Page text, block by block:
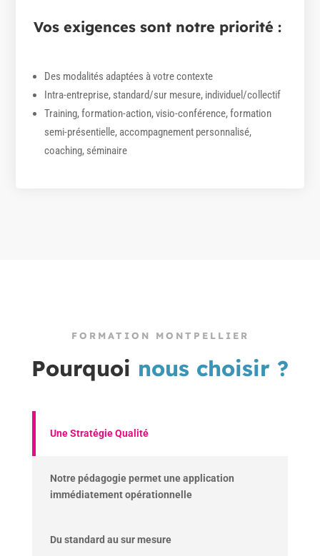
Vos exigences sont notre priorité :
Des modalités adaptées à votre contexte
Intra-entreprise, standard/sur mesure, individuel/collectif
Training, formation-action, visio-conférence, formation
semi-présentielle, accompagnement personnalisé,
coaching, séminaire
FORMATION MONTPELLIER
Pourquoi nous choisir ?
Une Stratégie Qualité
Notre pédagogie permet une application
immédiatement opérationnelle
Du standard au sur mesure